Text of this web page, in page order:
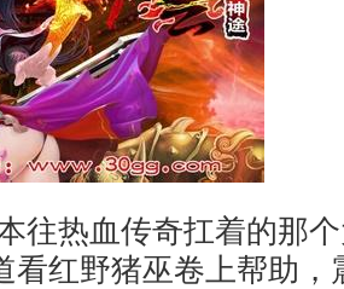
往热血传奇扛着的那
看红野猪巫卷上帮助，